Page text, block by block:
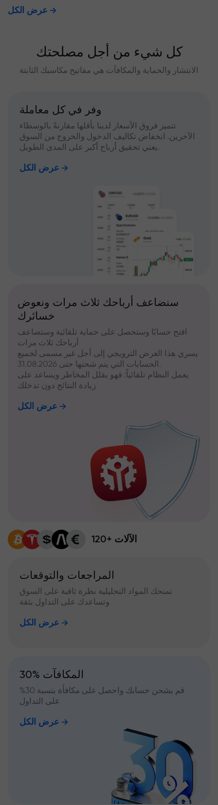
عرض الكل
كل شيء من أجل مصلحتك
الانتشار والحماية والمكافآت هي مفاتيح مكاسبك الثابتة
وفر في كل معاملة
تتميز فروق الأسعار لدينا بأقلها مقارنةً بالوسطاء
الآخرين. انخفاض تكاليف الدخول والخروج من السوق
يعني تحقيق أرباح أكبر على المدى الطويل.
عرض الكل
سنضاعف أرباحك ثلاث مرات ونعوض
خسائرك
افتح حسابًا وستحصل على حماية تلقائية وستضاعف
أرباحك ثلاث مرات
يسري هذا العرض الترويجي إلى أجل غير مسمى لجميع
الحسابات التي يتم شحنها حتى 31.08.2026.
يعمل النظام تلقائياً: فهو يقلل المخاطر ويساعد على
زيادة النتائج دون تدخلك
عرض الكل
120+ الآلات
المراجعات والتوقعات
تمنحك المواد التحليلية نظرة ثاقبة على السوق
وتساعدك على التداول بثقة
عرض الكل
30% المكافآت
قم بشحن حسابك واحصل على مكافأة بنسبة 30%
على التداول
عرض الكل